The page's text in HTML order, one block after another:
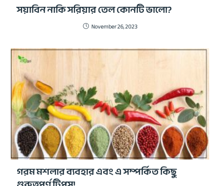
সয়াবিন নাকি সরিয়ার তেল কোনটি ভালো?
November 26, 2023
গরম মশলার ব্যবহার এবং এ সম্পর্কিত কিছু